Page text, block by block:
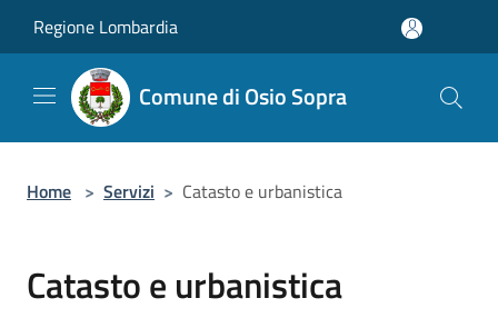
Regione Lombardia
Comune di Osio Sopra
Home > Servizi > Catasto e urbanistica
Catasto e urbanistica